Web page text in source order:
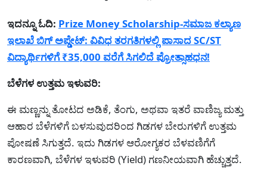
ಇದನ್ನೂ ಓದಿ: Prize Money Scholarship-ಸಮಾಜ ಕಲ್ಯಾಣ
ಇಲಾಖೆ ಬಿಗ್ ಅಪ್ಡೇಟ್: ವಿವಿಧ ತರಗತಿಗಳಲ್ಲಿ ಪಾಸಾದ SC/ST
ವಿದ್ಯಾರ್ಥಿಗಳಿಗೆ ₹35,000 ವರೆಗೆ ಸಿಗಲಿದೆ ಪ್ರೋತ್ಸಾಹಧನ!
ಬೆಳೆಗಳ ಉತ್ತಮ ಇಳುವರಿ:
ಈ ಮಣ್ಣನ್ನು ತೋಟದ ಅಡಿಕೆ, ತೆಂಗು, ಅಥವಾ ಇತರೆ ವಾಣಿಜ್ಯ ಮತ್ತು
ಆಹಾರ ಬೆಳೆಗಳಿಗೆ ಬಳಸುವುದರಿಂದ ಗಿಡಗಳ ಬೇರುಗಳಿಗೆ ಉತ್ತಮ
ಪೋಷಣೆ ಸಿಗುತ್ತದೆ. ಇದು ಗಿಡಗಳ ಆರೋಗ್ಯಕರ ಬೆಳವಣಿಗೆಗೆ
ಕಾರಣವಾಗಿ, ಬೆಳೆಗಳ ಇಳುವರಿ (Yield) ಗಣನೀಯವಾಗಿ ಹೆಚ್ಚುತ್ತದೆ.